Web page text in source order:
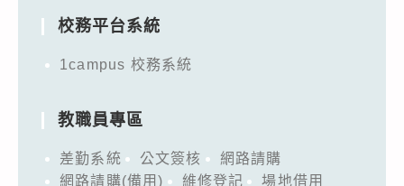
校務平台系統
1campus 校務系統
教職員專區
差勤系統 公文簽核
網路請購
網路請購(備用)
維修登記
場地借用